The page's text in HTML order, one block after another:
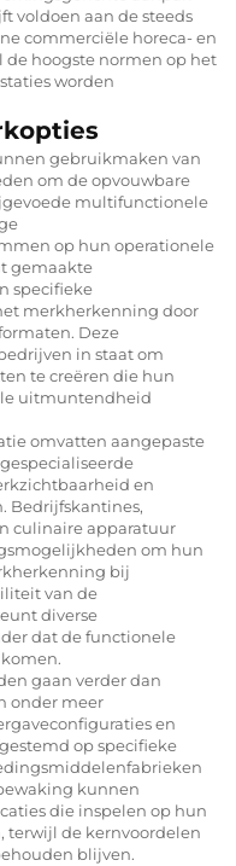
voldoen aan de steeds
commerciële horeca- en
hoogste normen op het
worden
gebruikmaken van
om de opvouwbare
multifunctionele
op hun operationele
gemaakte
specifieke
merkherkenning door
Deze
in staat om
te creëren die hun
uitmuntendheid
omvatten aangepaste
en
Bedrijfskantines,
culinaire apparatuur
om hun
bij
van de
diverse
dat de functionele
gaan verder dan
onder meer
en
op specifieke
kunnen
die inspelen op hun
terwijl de kernvoordelen
blijven.